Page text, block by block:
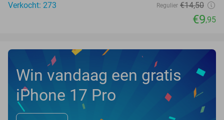
Verkocht: 273
Regulier €14,50
€9,95
Win vandaag een gratis
iPhone 17 Pro